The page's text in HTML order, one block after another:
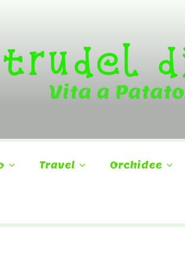
Vita a
Travel Orchidee